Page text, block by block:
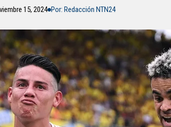
15, 2024 Por: Redacción NTN24